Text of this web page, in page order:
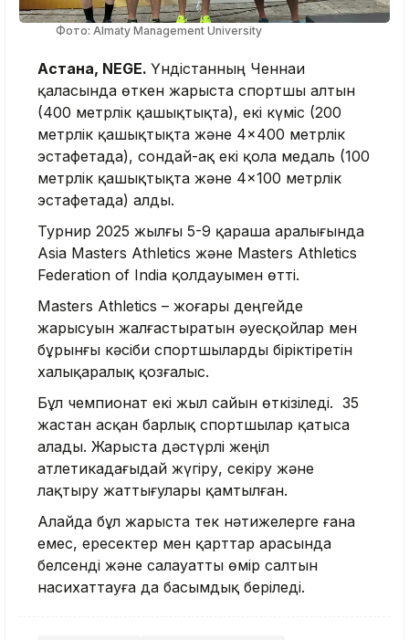
Фото: Almaty Management University
Астана, NEGE. Үндістанның Ченнаи
қаласында өткен жарыста спортшы алтын
(400 метрлік қашықтықта), екі күміс (200
метрлік қашықтықта және 4×400 метрлік
эстафетада), сондай-ақ екі қола медаль (100
метрлік қашықтықта және 4×100 метрлік
эстафетада) алды.
Турнир 2025 жылғы 5-9 қараша аралығында
Asia Masters Athletics және Masters Athletics
Federation of India қолдауымен өтті.
Masters Athletics – жоғары деңгейде
жарысуын жалғастыратын әуесқойлар мен
бұрынғы кәсіби спортшыларды біріктіретін
халықаралық қозғалыс.
Бұл чемпионат екі жыл сайын өткізіледі. 35
жастан асқан барлық спортшылар қатыса
алады. Жарыста дәстүрлі жеңіл
атлетикадағыдай жүгіру, секіру және
лақтыру жаттығулары қамтылған.
Алайда бұл жарыста тек нәтижелерге ғана
емес, ересектер мен қарттар арасында
белсенді және салауатты өмір салтын
насихаттауға да басымдық беріледі.